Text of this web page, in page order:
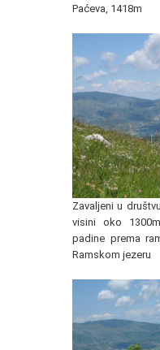
Paćeva, 1418m
Zavaljeni u
visini oko
padine prema
Ramskom jezeru